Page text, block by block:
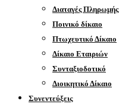
Διαταγές Πληρωμής
Ποινικό δίκαιο
Πτωχευτικό Δίκαιο
Δίκαιο Εταιριών
Συνταξιοδοτικό
Διοικητικό Δίκαιο
Συνεντεύξεις